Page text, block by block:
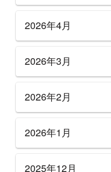
2026年4月
2026年3月
2026年2月
2026年1月
2025年12月